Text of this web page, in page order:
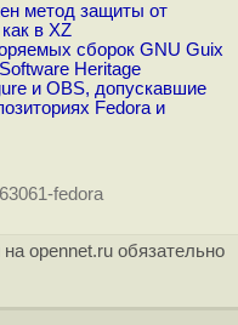
метод защиты от
в XZ
сборок GNU Guix
Heritage
и OBS, допускавшие
Fedora и
fedora
opennet.ru обязательно